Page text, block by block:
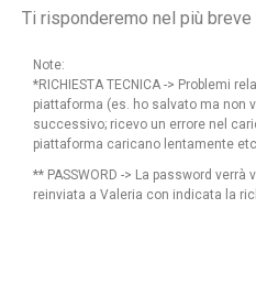
Ti risponderemo nel più
Note:
*RICHIESTA TECNICA -> Problemi
piattaforma (es. ho salvato ma non
successivo; ricevo un errore nel
piattaforma caricano lentamente
** PASSWORD -> La password
reinviata a Valeria con indicata la